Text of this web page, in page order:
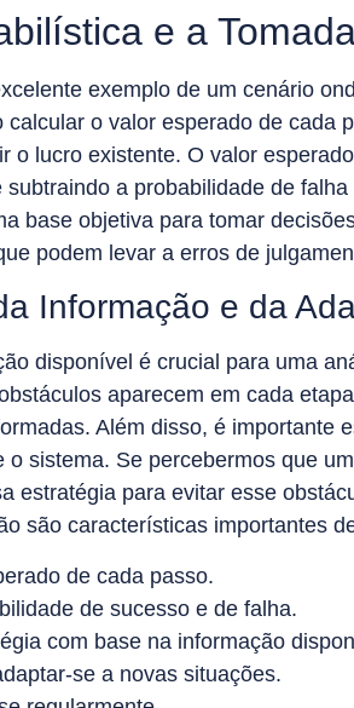
e a
exemplo de um cenário
calcular o valor esperado de
o lucro existente. O valor
a probabilidade de
base objetiva para tomar
podem levar a erros de
Informação e da
disponível é crucial para uma
aparecem em cada
Além disso, é importante
o sistema. Se percebermos que
estratégia para evitar esse
são características importantes
de cada passo.
de sucesso e de falha.
com base na informação
se a novas situações.